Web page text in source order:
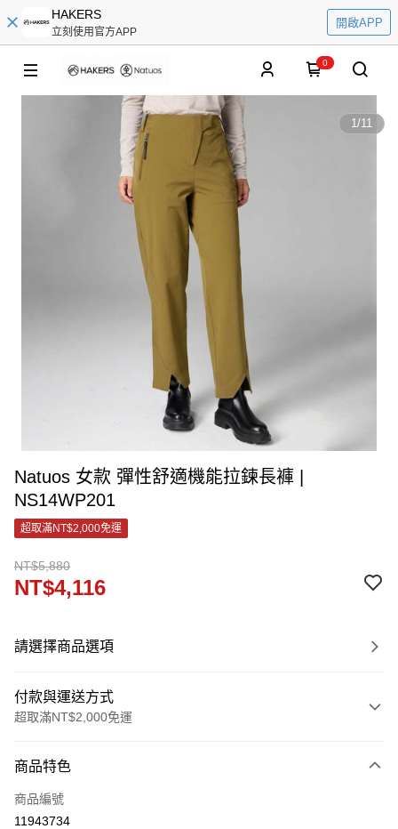
HAKERS
立刻使用官方APP
開啟APP
0
1/11
Natuos 女款 彈性舒適機能拉鍊長褲 |
NS14WP201
超取滿NT$2,000免運
NT$5,880
NT$4,116
請選擇商品選項
付款與運送方式
超取滿NT$2,000免運
信用卡一次付款
LINE Pay
商品特色
商品編號
11943734